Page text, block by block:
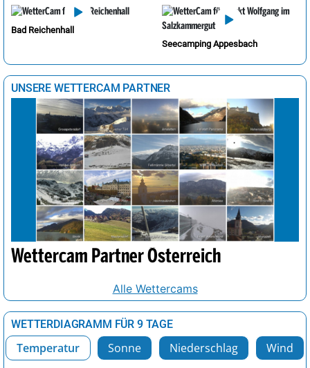
Bad Reichenhall
Seecamping Appesbach
UNSERE WETTERCAM PARTNER
Wettercam Partner Österreich
Alle Wettercams
WETTERDIAGRAMM FÜR 9 TAGE
Temperatur Sonne Niederschlag Wind